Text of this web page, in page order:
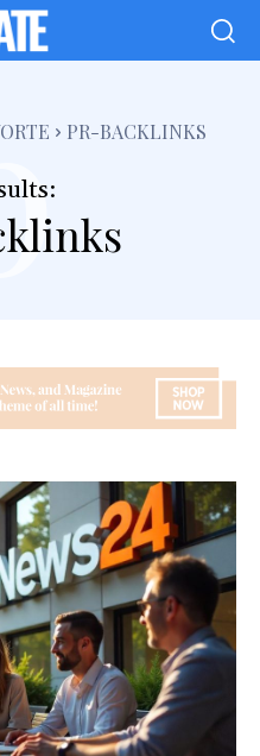
PR-BACKLINKS